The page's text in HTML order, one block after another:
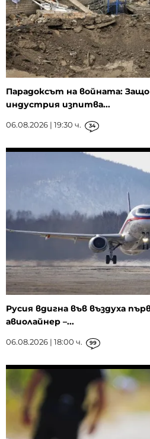
Парадоксът на войната:
индустрия изпитва...
06.08.2026 | 19:30 ч. 34
Русия вдигна във въздуха
авиолайнер –...
06.08.2026 | 18:00 ч. 99